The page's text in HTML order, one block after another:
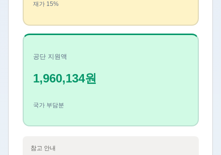
재가 15%
공단 지원액
1,960,134원
국가 부담분
참고 안내